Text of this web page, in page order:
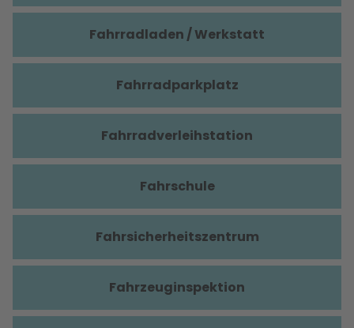
Fahrradladen / Werkstatt
Fahrradparkplatz
Fahrradverleihstation
Fahrschule
Fahrsicherheitszentrum
Fahrzeuginspektion